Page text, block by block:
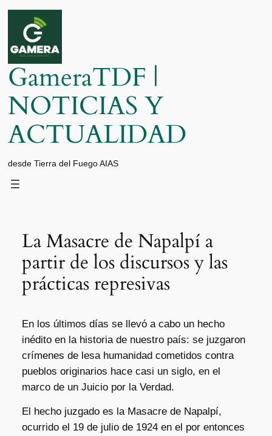
Saltar
contenido
GameraTDF |
NOTICIAS Y
ACTUALIDAD
desde Tierra del Fuego AIAS
La Masacre de Napalpí a
partir de los discursos y las
prácticas represivas
En los últimos días se llevó a cabo un hecho
inédito en la historia de nuestro país: se juzgaron
crímenes de lesa humanidad cometidos contra
pueblos originarios hace casi un siglo, en el
marco de un Juicio por la Verdad.
El hecho juzgado es la Masacre de Napalpí,
ocurrido el 19 de julio de 1924 en el por entonces